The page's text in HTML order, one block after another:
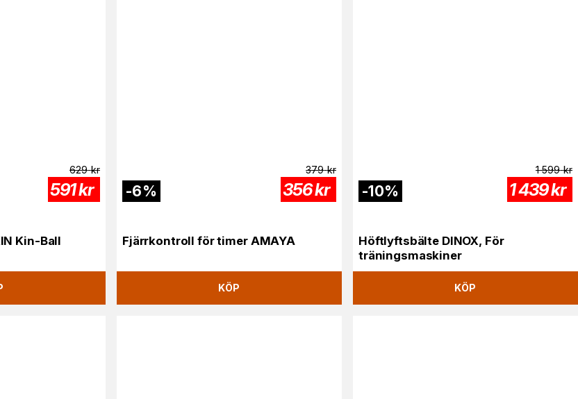
629 kr
591kr
Kin-Ball
-6%
379 kr
356kr
Fjärrkontroll för timer AMAYA
KÖP
-10%
1 599 kr
1 439kr
Höftlyftsbälte DINOX, För
träningsmaskiner
KÖP